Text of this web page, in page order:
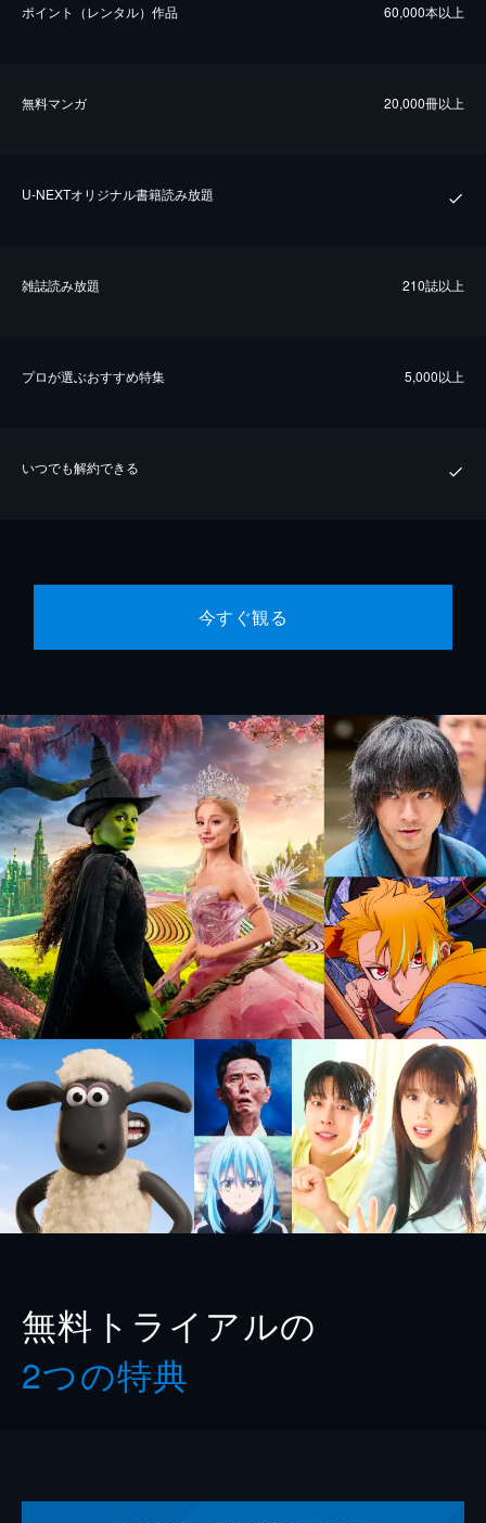
ポイント（レンタル）作品 60,000本以上
無料マンガ 20,000冊以上
U-NEXTオリジナル書籍読み放題
雑誌読み放題 210誌以上
プロが選ぶおすすめ特集 5,000以上
いつでも解約できる
今すぐ観る
無料トライアルの
2つの特典